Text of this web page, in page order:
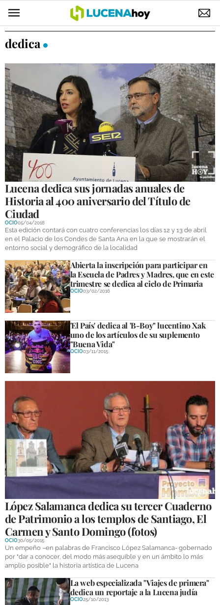
POLÍTICA
SUCESOS
ECONOMÍA
DESARROLLO LOCAL
LUCENA EMPRESAS
OCIO
COFRADÍAS
DEPORTES
COMPETICIONES
DEPORTE BASE
OPINIÓN
VENTANA CIUDADANA
CÓRDOBA
PROVINCIA
SUBBÉTICA HOY
OBRAS
NECROLÓGICAS
GALERÍAS
dedica
Lucena dedica sus jornadas anuales de
Historia al 400 aniversario del Título de
Ciudad
OCIO05/04/2018
Esta edición contará con cuatro conferencias los días 12 y 13 de abril
en el Palacio de los Condes de Santa Ana en la que se mostrarán el
entorno social y demográfico de la localidad
Abierta la inscripción para participar en
la Escuela de Padres y Madres, que en este
trimestre se dedica al ciclo de Primaria
OCIO03/02/2016
'El País' dedica al 'B-Boy" lucentino Xak
uno de los artículos de su suplemento
"Buena Vida"
OCIO03/11/2015
López Salamanca dedica su tercer Cuaderno
de Patrimonio a los templos de Santiago, El
Carmen y Santo Domingo (fotos)
OCIO30/05/2015
Un empeño –en palabras de Francisco López Salamanca- gobernado
por "dar a conocer, del modo más asequible y en un ámbito lo más
amplio posible" la historia artística de Lucena
La web especializada "Viajes de primera"
dedica un reportaje a la Lucena judía
OCIO25/10/2013